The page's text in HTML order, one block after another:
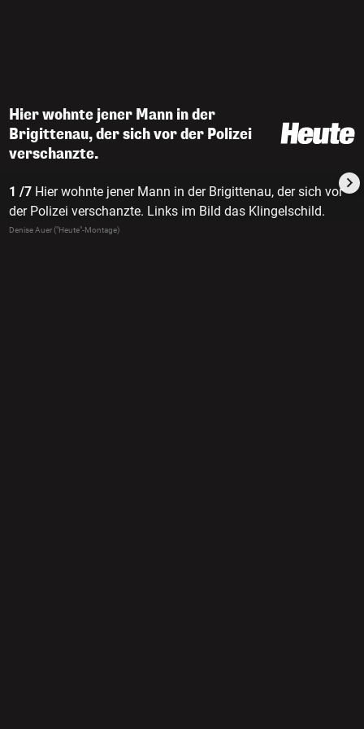
Hier wohnte jener Mann in der
Brigittenau, der sich vor der Polizei
verschanzte.
1 /7 Hier wohnte jener Mann in der Brigittenau, der sich vor
der Polizei verschanzte. Links im Bild das Klingelschild.
Denise Auer ("Heute"-Montage)